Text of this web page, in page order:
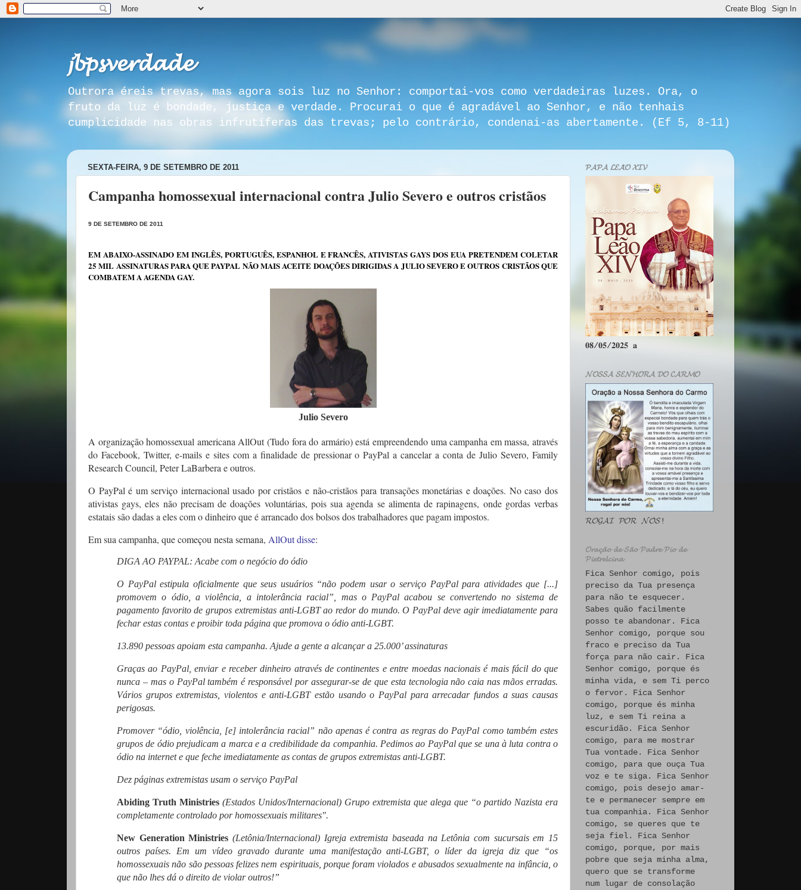
𝓳𝓫𝓹𝓼𝓿𝓮𝓻𝓭𝓪𝓭𝓮
Outrora éreis trevas, mas agora sois luz no Senhor: comportai-vos como verdadeiras luzes. Ora, o
fruto da luz é bondade, justiça e verdade. Procurai o que é agradável ao Senhor, e não tenhais
cumplicidade nas obras infrutíferas das trevas; pelo contrário, condenai-as abertamente. (Ef 5, 8-11)
SEXTA-FEIRA, 9 DE SETEMBRO DE 2011
Campanha homossexual internacional contra Julio Severo e outros cristãos
9 DE SETEMBRO DE 2011
EM ABAIXO-ASSINADO EM INGLÊS, PORTUGUÊS, ESPANHOL E FRANCÊS, ATIVISTAS GAYS DOS EUA PRETENDEM COLETAR
25 MIL ASSINATURAS PARA QUE PAYPAL NÃO MAIS ACEITE DOAÇÕES DIRIGIDAS A JULIO SEVERO E OUTROS CRISTÃOS QUE
COMBATEM A AGENDA GAY.
Julio Severo
A organização homossexual americana AllOut (Tudo fora do armário) está empreendendo uma campanha em massa, através
do Facebook, Twitter, e-mails e sites com a finalidade de pressionar o PayPal a cancelar a conta de Julio Severo, Family
Research Council, Peter LaBarbera e outros.
O PayPal é um serviço internacional usado por cristãos e não-cristãos para transações monetárias e doações. No caso dos
ativistas gays, eles não precisam de doações voluntárias, pois sua agenda se alimenta de rapinagens, onde gordas verbas
estatais são dadas a eles com o dinheiro que é arrancado dos bolsos dos trabalhadores que pagam impostos.
Em sua campanha, que começou nesta semana, AllOut disse:
DIGA AO PAYPAL: Acabe com o negócio do ódio
O PayPal estipula oficialmente que seus usuários “não podem usar o serviço PayPal para atividades que [...]
promovem o ódio, a violência, a intolerância racial”, mas o PayPal acabou se convertendo no sistema de
pagamento favorito de grupos extremistas anti-LGBT ao redor do mundo. O PayPal deve agir imediatamente para
fechar estas contas e proibir toda página que promova o ódio anti-LGBT.
13.890 pessoas apoiam esta campanha. Ajude a gente a alcançar a 25.000’ assinaturas
Graças ao PayPal, enviar e receber dinheiro através de continentes e entre moedas nacionais é mais fácil do que
nunca – mas o PayPal também é responsável por assegurar-se de que esta tecnologia não caia nas mãos erradas.
Vários grupos extremistas, violentos e anti-LGBT estão usando o PayPal para arrecadar fundos a suas causas
perigosas.
Promover “ódio, violência, [e] intolerância racial” não apenas é contra as regras do PayPal como também estes
grupos de ódio prejudicam a marca e a credibilidade da companhia. Pedimos ao PayPal que se una à luta contra o
ódio na internet e que feche imediatamente as contas de grupos extremistas anti-LGBT.
Dez páginas extremistas usam o serviço PayPal
Abiding Truth Ministries (Estados Unidos/Internacional) Grupo extremista que alega que “o partido Nazista era
completamente controlado por homossexuais militares".
New Generation Ministries (Letônia/Internacional) Igreja extremista baseada na Letônia com sucursais em 15
outros países. Em um vídeo gravado durante uma manifestação anti-LGBT, o líder da igreja diz que “os
homossexuais não são pessoas felizes nem espirituais, porque foram violados e abusados sexualmente na infância, o
que não lhes dá o direito de violar outros!”
𝓟𝓐𝓟𝓐 𝓛𝓔𝓐̃𝓞 𝓧𝓘𝓥
𝟎𝟖/𝟎𝟓/𝟐𝟎𝟐𝟓 𝐚
𝓝𝓞𝓢𝓢𝓐 𝓢𝓔𝓝𝓗𝓞𝓡𝓐 𝓓𝓞 𝓒𝓐𝓡𝓜𝓞
𝓡𝓞𝓖𝓐𝓘 𝓟𝓞𝓡 𝓝𝓞́𝓢!
𝓞𝓻𝓪𝓬̧𝓪̃𝓸 𝓭𝓮 𝓢𝓪̃𝓸 𝓟𝓪𝓭𝓻𝓮 𝓟𝓲𝓸 𝓭𝓮
𝓟𝓲𝓮𝓽𝓻𝓮𝓵𝓬𝓲𝓷𝓪
Fica Senhor comigo, pois
preciso da Tua presença
para não te esquecer.
Sabes quão facilmente
posso te abandonar. Fica
Senhor comigo, porque sou
fraco e preciso da Tua
força para não cair. Fica
Senhor comigo, porque és
minha vida, e sem Ti perco
o fervor. Fica Senhor
comigo, porque és minha
luz, e sem Ti reina a
escuridão. Fica Senhor
comigo, para me mostrar
Tua vontade. Fica Senhor
comigo, para que ouça Tua
voz e te siga. Fica Senhor
comigo, pois desejo amar-
te e permanecer sempre em
tua companhia. Fica Senhor
comigo, se queres que te
seja fiel. Fica Senhor
comigo, porque, por mais
pobre que seja minha alma,
quero que se transforme
num lugar de consolação